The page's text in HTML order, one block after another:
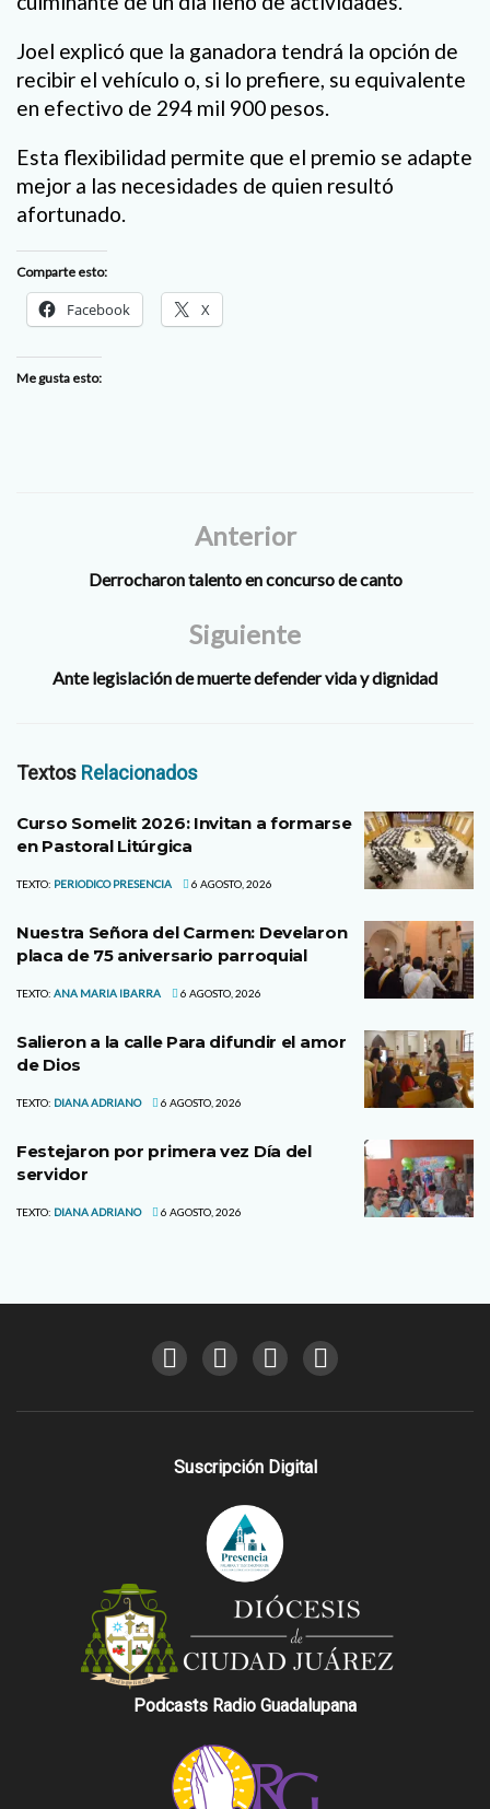
Joel explicó que la ganadora tendrá la opción de
recibir el vehículo o, si lo prefiere, su equivalente
en efectivo de 294 mil 900 pesos.
Esta flexibilidad permite que el premio se adapte
mejor a las necesidades de quien resultó
afortunado.
Comparte esto:
Facebook X
Me gusta esto:
Anterior
Derrocharon talento en concurso de canto
Siguiente
Ante legislación de muerte defender vida y dignidad
Textos Relacionados
Curso Somelit 2026: Invitan a formarse
en Pastoral Litúrgica
TEXTO: PERIODICO PRESENCIA 6 AGOSTO, 2026
Nuestra Señora del Carmen: Develaron
placa de 75 aniversario parroquial
TEXTO: ANA MARIA IBARRA 6 AGOSTO, 2026
Salieron a la calle Para difundir el amor
de Dios
TEXTO: DIANA ADRIANO 6 AGOSTO, 2026
Festejaron por primera vez Día del
servidor
TEXTO: DIANA ADRIANO 6 AGOSTO, 2026
Suscripción Digital
Podcasts Radio Guadalupana